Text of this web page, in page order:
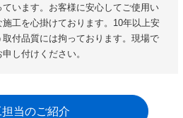
います。お客様に安心してご使用い
工を心掛けております。10年以上安
付品質には拘っております。現場で
し付けください。
当のご紹介